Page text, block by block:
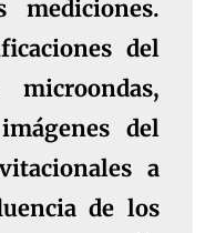
del
del
a
de los